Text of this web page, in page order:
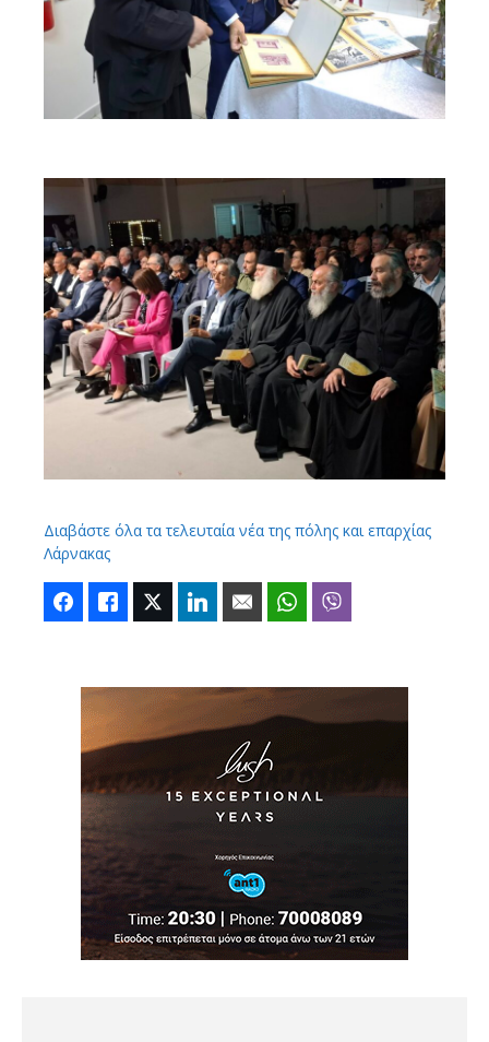
Διαβάστε όλα τα τελευταία νέα της πόλης και επαρχίας
Λάρνακας
FacebookLike Twitter LinkedIn Email WhatsApp